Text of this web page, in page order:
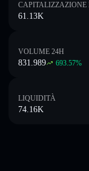
CAPITALIZZAZIONE
61.13K
VOLUME 24H
831.989 693.57%
LIQUIDITÀ
74.16K